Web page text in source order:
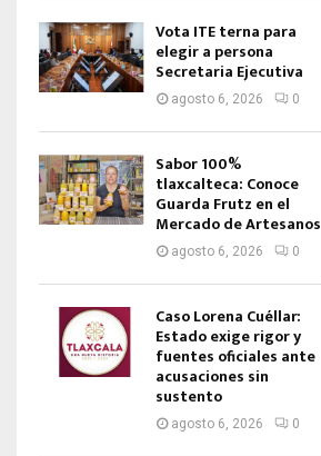
Vota ITE terna para
elegir a persona
Secretaria Ejecutiva
agosto 6, 2026 0
Sabor 100%
tlaxcalteca: Conoce
Guarda Frutz en el
Mercado de Artesanos
agosto 6, 2026 0
Caso Lorena Cuéllar:
Estado exige rigor y
fuentes oficiales ante
acusaciones sin
sustento
agosto 6, 2026 0